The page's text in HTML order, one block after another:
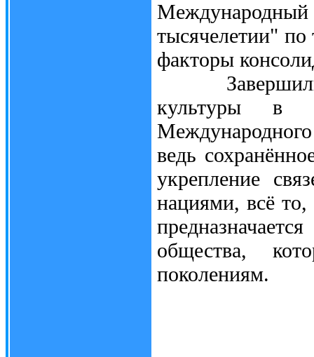
Международный
тысячелетии" по
факторы
культуры в
ведь
укрепление
нациями, всё то,
общества,
поколениям.